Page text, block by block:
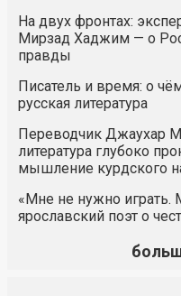
На двух фронтах:
Мирзад Хаджим — о
правды
Писатель и время: о
русская литература
Переводчик Джаухар
литература глубоко
мышление курдского
«Мне не нужно
ярославский поэт о